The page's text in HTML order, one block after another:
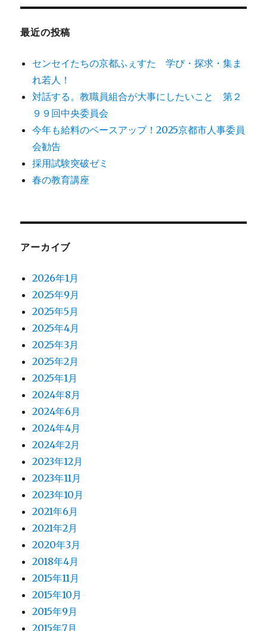
象:
最近の投稿
センセイたちの京都ふぇすた 学び・探求・集ま
れ若人！
対話する。教職員組合が大事にしたいこと 第２
９９回中央委員会
今年も給料のベースアップ！2025京都市人事委員
会勧告
採用試験突破ゼミ
春の教育講座
アーカイブ
2026年1月
2025年9月
2025年5月
2025年4月
2025年3月
2025年2月
2025年1月
2024年8月
2024年6月
2024年4月
2024年2月
2023年12月
2023年11月
2023年10月
2021年6月
2021年2月
2020年3月
2018年4月
2015年11月
2015年10月
2015年9月
2015年7月